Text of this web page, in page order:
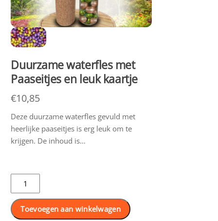
Duurzame waterfles met
Paaseitjes en leuk kaartje
€10,85
Deze duurzame waterfles gevuld met
heerlijke paaseitjes is erg leuk om te
krijgen. De inhoud is…
Duurzame
waterfles
met
Paaseitjes
Toevoegen aan winkelwagen